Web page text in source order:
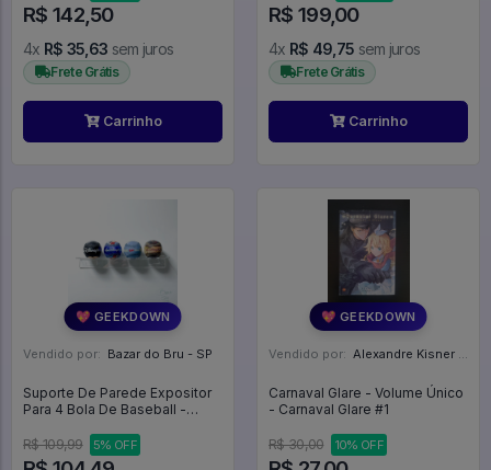
R$ 142,50
4x R$ 35,63 sem juros
Frete Grátis
Carrinho
R$ 199,00
4x R$ 49,75 sem juros
Frete Grátis
Carrinho
💖 GEEKDOWN
Vendido por: Bazar do Bru - SP
Suporte De Parede Expositor
Para 4 Bola De Baseball -
R$ 109,99
5% OFF
💖 GEEKDOWN
Vendido por: Alexandre Kisner - PR
Carnaval Glare - Volume Único
- Carnaval Glare #1
R$ 30,00 10% OFF